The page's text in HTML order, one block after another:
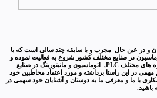
و در عین حال مجرب و با سابقه چند سالی است که با
در صنایع مختلف کشور شروع به فعالیت نموده و
امروز افتخار این را دارد که با انجام پروژه های مختلف PLC, اتوماسیون و مانیتورینگ در صنایع
در این راستا برداشته و مورد اعتماد مخاطبین خود
با ما و معرفی ما به دوستان و آشنایان خود سهمی در
باشید.